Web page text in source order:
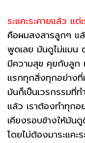
ระแคะระคายแล้ว แ
คือผมสงสารลูกๆ แ
พูดเลย มันดูไม่แมน
มีความสุข คุยกับลูก
แรกทุกสิ่งทุกอย่างที่
มันก็เป็นเวรกรรมที่
แล้ว เราต้องทำทุก
เคียงรอบข้างให้มัน
โดยไม่ต้องมาระแคะ